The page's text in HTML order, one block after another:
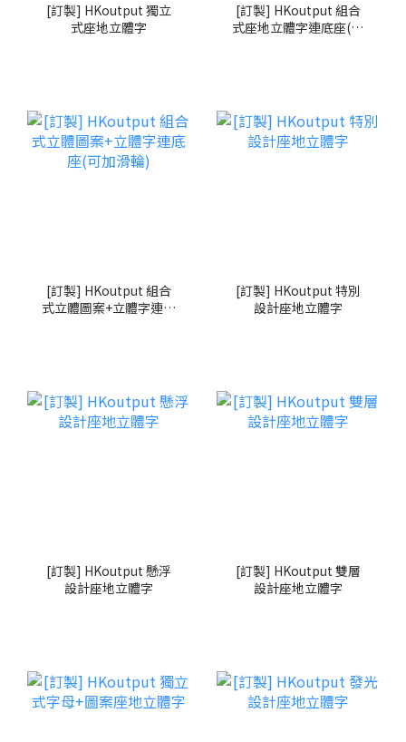
[訂製] HKoutput 獨立
式座地立體字
[訂製] HKoutput 組合
式座地立體字連底座(可
[訂製] HKoutput 組合
式立體圖案+立體字連底
[訂製] HKoutput 特別
設計座地立體字
[訂製] HKoutput 懸浮
設計座地立體字
[訂製] HKoutput 雙層
設計座地立體字